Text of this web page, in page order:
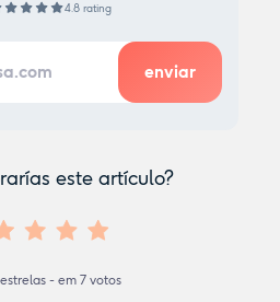
4.8 rating
este artículo?
- em 7votos